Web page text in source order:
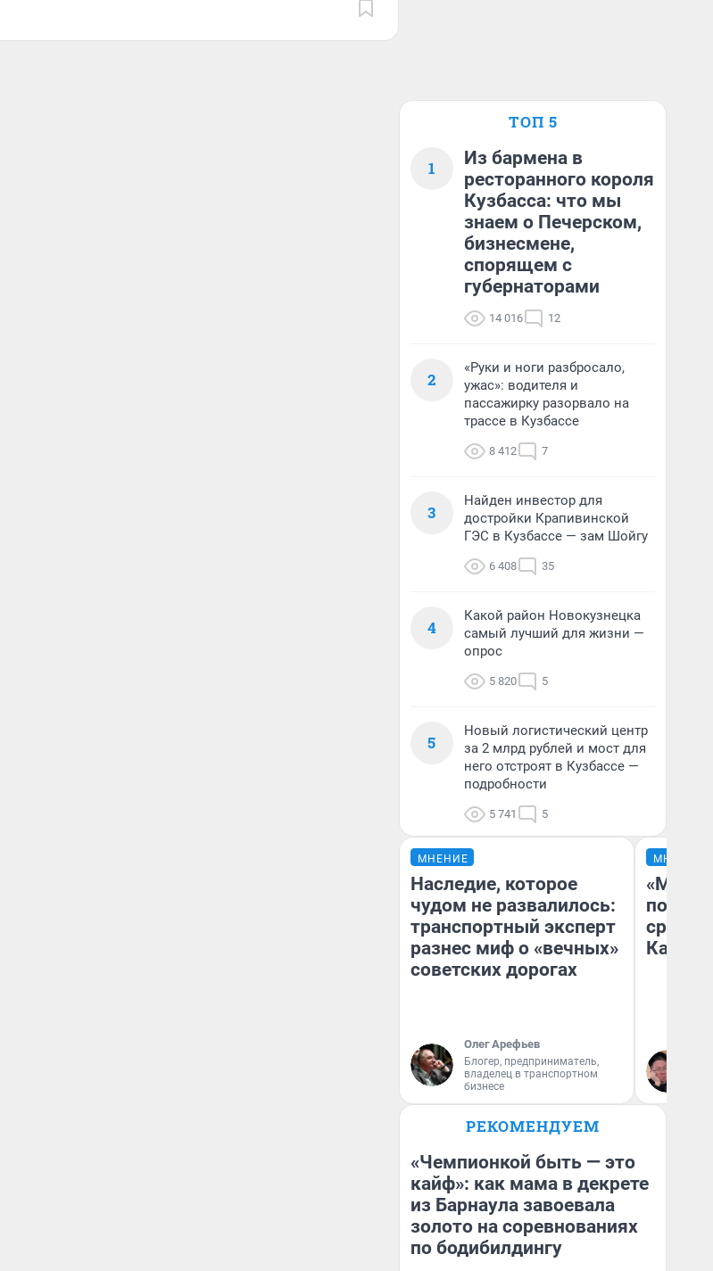
ТОП 5
1
Из бармена в
ресторанного короля
Кузбасса: что мы
знаем о Печерском,
бизнесмене,
спорящем с
губернаторами
14 016 12
2
«Руки и ноги разбросало,
ужас»: водителя и
пассажирку разорвало на
трассе в Кузбассе
8 412 7
3
Найден инвестор для
достройки Крапивинской
ГЭС в Кузбассе — зам Шойгу
6 408 35
4
Какой район Новокузнецка
самый лучший для жизни —
опрос
5 820 5
5
Новый логистический центр
за 2 млрд рублей и мост для
него отстроят в Кузбассе —
подробности
5 741 5
МНЕНИЕ
Наследие, которое
чудом не развалилось:
транспортный эксперт
разнес миф о «вечных»
советских дорогах
Олег Арефьев
Блогер, предприниматель,
владелец в транспортном
бизнесе
МНЕНИЕ
РЕКОМЕНДУЕМ
«Чемпионкой быть — это
кайф»: как мама в декрете
из Барнаула завоевала
золото на соревнованиях
по бодибилдингу